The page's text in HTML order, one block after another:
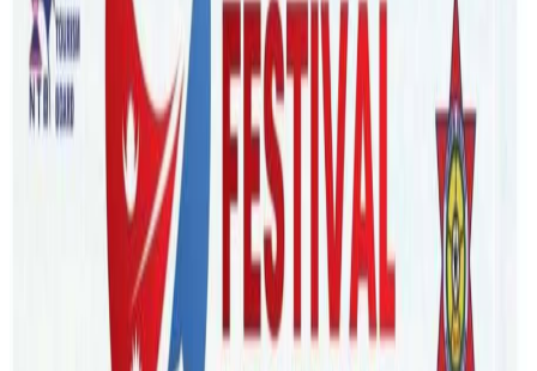
Monday, 2020 July 6 / 2:27 pm
अ− अ